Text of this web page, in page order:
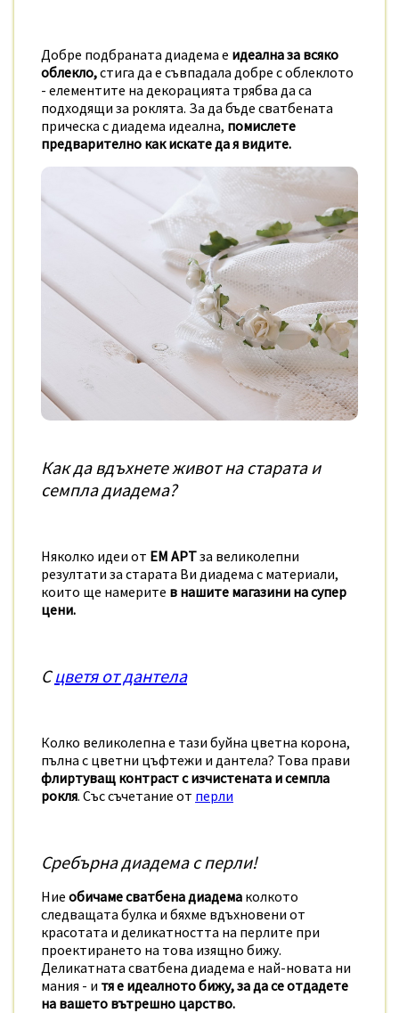
Добре подбраната диадема е идеална за всяко
облекло,стига да е съвпадала добре с облеклото
- елементите на декорацията трябва да са
подходящи за роклята. За да бъде сватбената
прическа с диадема идеална, помислете
предварително как искате да я видите.
Как да вдъхнете живот на старата и
семпла диадема?
Няколко идеи от ЕМ АРТза великолепни
резултати за старата Ви диадема с материали,
които ще намерите в нашите магазини на супер
цени.
Сцветя от дантела
Колко великолепна е тази буйна цветна корона,
пълна с цветни цъфтежи и дантела? Това прави
флиртуващ контраст с изчистената и семпла
рокля. Със съчетание от перли
Сребърна диадема с перли!
Ние обичаме сватбена диадема колкото
следващата булка и бяхме вдъхновени от
красотата и деликатността на перлите при
проектирането на това изящно бижу.
Деликатната сватбена диадема е най-новата ни
мания - и тя е идеалното бижу, за да се отдадете
на вашето вътрешно царство.